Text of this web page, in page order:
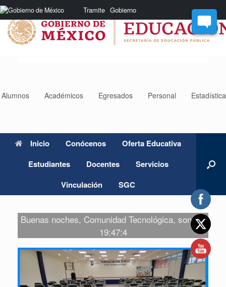
Nota:
este
sitio
web
incluye
Tramite Gobierno
Saltar
al
contenido
Alumnos Académicos Egresados Personal
Inicio Conócenos
Oferta Educativa
Estudiantes
Docentes
Servicios
Vinculación
SGC
Buenas noches, Comunidad Tecnológica, son las
19:47:4